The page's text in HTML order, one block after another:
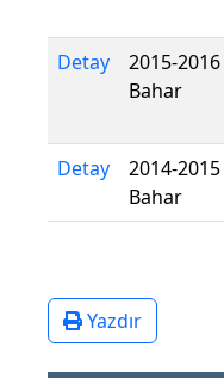
Detay
2015-2016
Bahar
Detay
2014-2015
Bahar
Yazdır